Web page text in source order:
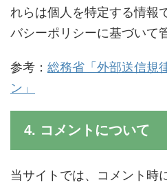
れらは個人を特定する情報
バシーポリシーに基づいて
参考： 総務省「外部送信規
ン」
4. コメントについて
当サイトでは、コメント時